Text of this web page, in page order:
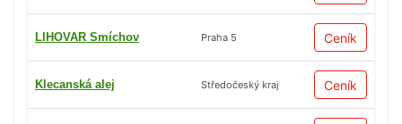
LIHOVAR Smíchov Praha 5 Ceník
Klecanská alej Středočeský kraj Ceník